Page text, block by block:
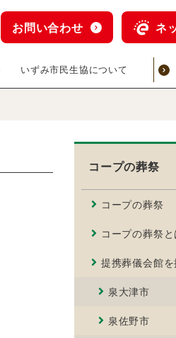
いずみ市民生協について
お問い合わせ ネ
コープの葬祭
コープの葬祭
コープの葬祭と
提携葬儀会館を
泉大津市
泉佐野市